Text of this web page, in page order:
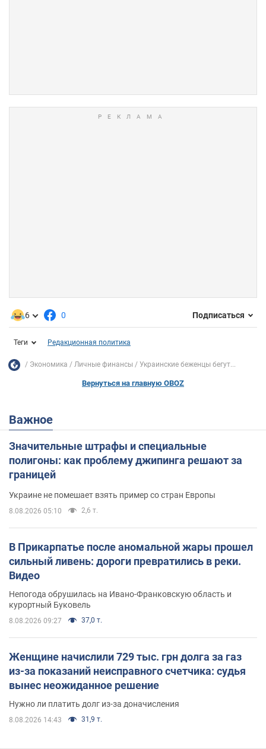
6 0 Подписаться
Теги Редакционная политика
Экономика Личные финансы Украинские беженцы бегут...
Вернуться на главную OBOZ
Важное
Значительные штрафы и специальные
полигоны: как проблему джипинга решают за
границей
Украине не помешает взять пример со стран Европы
8.08.2026 05:10 2,6 т.
В Прикарпатье после аномальной жары прошел
сильный ливень: дороги превратились в реки.
Видео
Непогода обрушилась на Ивано-Франковскую область и
курортный Буковель
8.08.2026 09:27 37,0 т.
Женщине начислили 729 тыс. грн долга за газ
из-за показаний неисправного счетчика: судья
вынес неожиданное решение
Нужно ли платить долг из-за доначисления
8.08.2026 14:43 31,9 т.